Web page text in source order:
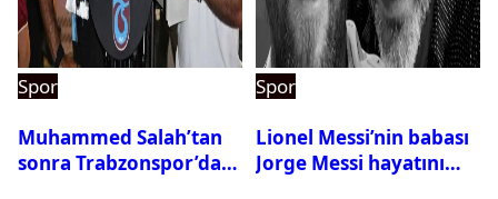
Spor
Muhammed Salah’tan
sonra Trabzonspor’dan
Spor
Lionel Messi’nin babası
Jorge Messi hayatını